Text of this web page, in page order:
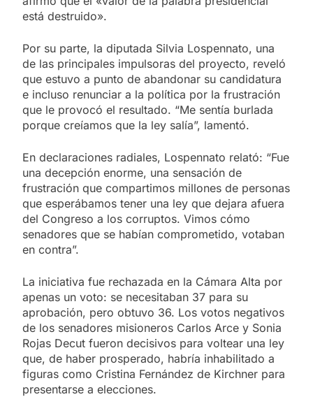
está destruido».
Por su parte, la diputada Silvia Lospennato, una
de las principales impulsoras del proyecto, reveló
que estuvo a punto de abandonar su candidatura
e incluso renunciar a la política por la frustración
que le provocó el resultado. “Me sentía burlada
porque creíamos que la ley salía”, lamentó.
En declaraciones radiales, Lospennato relató: “Fue
una decepción enorme, una sensación de
frustración que compartimos millones de personas
que esperábamos tener una ley que dejara afuera
del Congreso a los corruptos. Vimos cómo
senadores que se habían comprometido, votaban
en contra”.
La iniciativa fue rechazada en la Cámara Alta por
apenas un voto: se necesitaban 37 para su
aprobación, pero obtuvo 36. Los votos negativos
de los senadores misioneros Carlos Arce y Sonia
Rojas Decut fueron decisivos para voltear una ley
que, de haber prosperado, habría inhabilitado a
figuras como Cristina Fernández de Kirchner para
presentarse a elecciones.